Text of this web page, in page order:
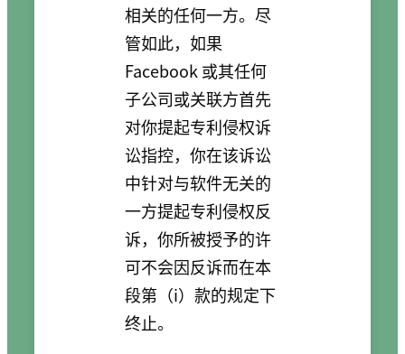
相关的任何一方。尽
管如此，如果
Facebook 或其任何
子公司或关联方首先
对你提起专利侵权诉
讼指控，你在该诉讼
中针对与软件无关的
一方提起专利侵权反
诉，你所被授予的许
可不会因反诉而在本
段第（i）款的规定下
终止。